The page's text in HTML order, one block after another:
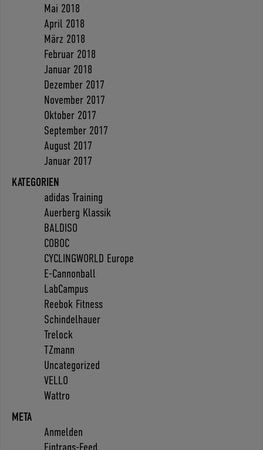
Mai 2018
April 2018
März 2018
Februar 2018
Januar 2018
Dezember 2017
November 2017
Oktober 2017
September 2017
August 2017
Januar 2017
KATEGORIEN
adidas Training
Auerberg Klassik
BALDISO
COBOC
CYCLINGWORLD Europe
E-Cannonball
LabCampus
Reebok Fitness
Schindelhauer
Trelock
TZmann
Uncategorized
VELLO
Wattro
META
Anmelden
Eintrags-Feed